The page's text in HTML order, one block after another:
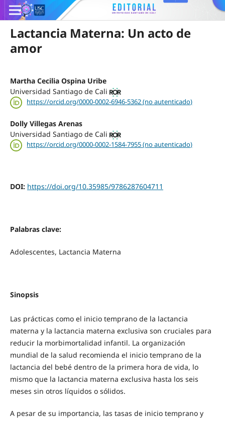
Lactancia Materna: Un acto de
amor
Martha Cecilia Ospina Uribe
Universidad Santiago de Cali
https://orcid.org/0000-0002-6946-5362 (no autenticado)
Dolly Villegas Arenas
Universidad Santiago de Cali
https://orcid.org/0000-0002-1584-7955 (no autenticado)
DOI: https://doi.org/10.35985/9786287604711
Palabras clave:
Adolescentes, Lactancia Materna
Sinopsis
Las prácticas como el inicio temprano de la lactancia
materna y la lactancia materna exclusiva son cruciales para
reducir la morbimortalidad infantil. La organización
mundial de la salud recomienda el inicio temprano de la
lactancia del bebé dentro de la primera hora de vida, lo
mismo que la lactancia materna exclusiva hasta los seis
meses sin otros líquidos o sólidos.
A pesar de su importancia, las tasas de inicio temprano y